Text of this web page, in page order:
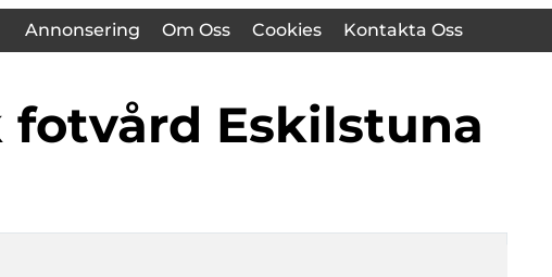
Annonsering Om Oss Cookies Kontakta Oss
fotvård Eskilstuna